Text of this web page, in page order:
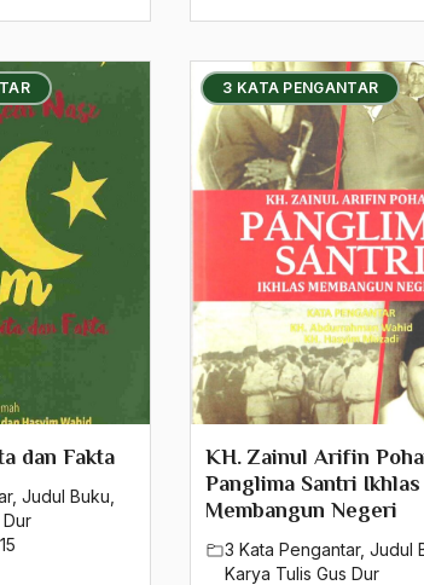
dan Fakta
, Judul Buku
Dur
3 KATA PENGANTAR
KH. Zainul Arifin
Panglima Santri Ikhlas
Membangun Negeri
3 Kata Pengantar,Judul
Karya Tulis Gus Dur